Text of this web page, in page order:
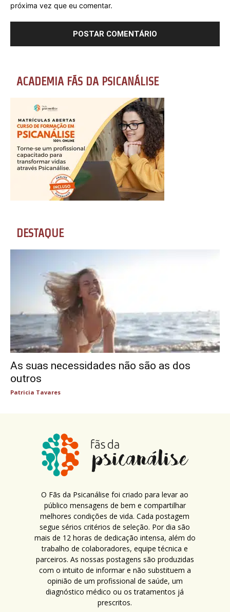
próxima vez que eu comentar.
ACADEMIA FÃS DA PSICANÁLISE
DESTAQUE
As suas necessidades não são as dos
outros
Patricia Tavares
O Fãs da Psicanálise foi criado para levar ao
público mensagens de bem e compartilhar
melhores condições de vida. Cada postagem
segue sérios critérios de seleção. Por dia são
mais de 12 horas de dedicação intensa, além do
trabalho de colaboradores, equipe técnica e
parceiros. As nossas postagens são produzidas
com o intuito de informar e não substituem a
opinião de um profissional de saúde, um
diagnóstico médico ou os tratamentos já
prescritos.